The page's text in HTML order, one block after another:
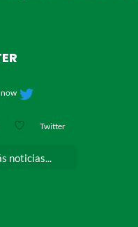
now
Twitter
noticias...